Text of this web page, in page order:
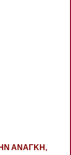
ΑΝΑΓΚΗ,